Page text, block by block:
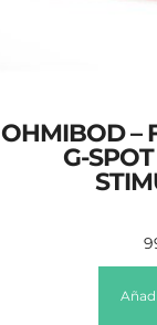
OHMIBOD –
G-